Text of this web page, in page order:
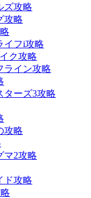
ズ攻略
攻略
イフi攻略
ク攻略
ライン攻略
ターズ3攻略
攻略
マ2攻略
ド攻略